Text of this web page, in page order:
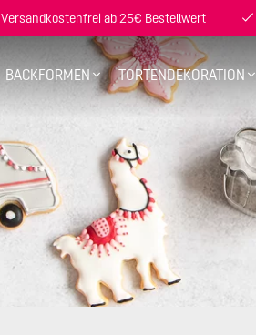
Versandkostenfrei ab 25€ Bestellwert
BACKFORMEN TORTENDEKORATION